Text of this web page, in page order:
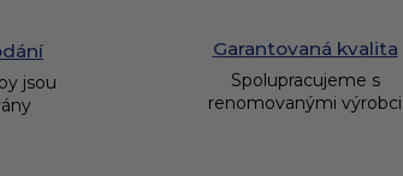
jsou
Garantovaná kvalita
Spolupracujeme s
renomovanými výrobci